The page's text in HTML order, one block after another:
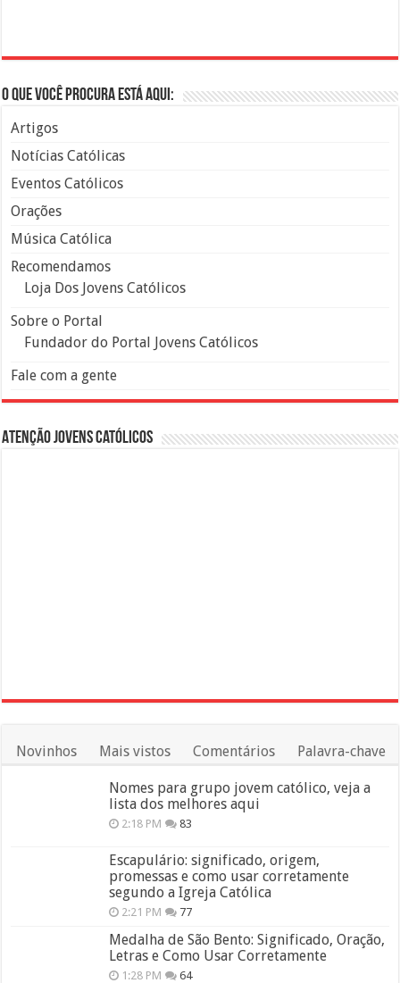
O que você procura está aqui:
Artigos
Notícias Católicas
Eventos Católicos
Orações
Música Católica
Recomendamos
Loja Dos Jovens Católicos
Sobre o Portal
Fundador do Portal Jovens Católicos
Fale com a gente
Atenção Jovens Católicos
Novinhos Mais vistos Comentários Palavra-chave
Nomes para grupo jovem católico, veja a
lista dos melhores aqui
2:18 PM 83
Escapulário: significado, origem,
promessas e como usar corretamente
segundo a Igreja Católica
2:21 PM 77
Medalha de São Bento: Significado, Oração,
Letras e Como Usar Corretamente
1:28 PM 64